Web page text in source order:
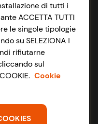
di tutti i
ACCETTA TUTTI
le singole tipologie
su SELEZIONA I
rifiutarne
sul
Cookie